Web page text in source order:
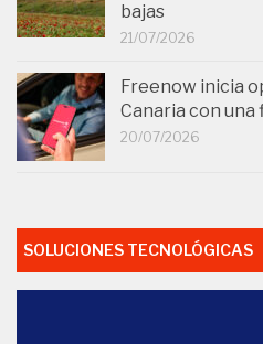
bajas
21/07/2026
Freenow inicia
Canaria con
20/07/2026
SOLUCIONES TECNOLÓGICAS